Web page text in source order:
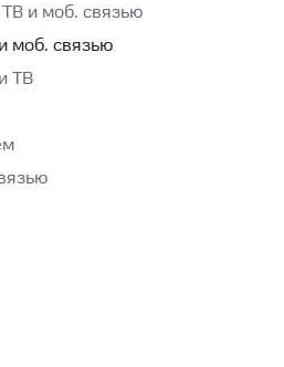
и моб. связью
моб. связью
ТВ